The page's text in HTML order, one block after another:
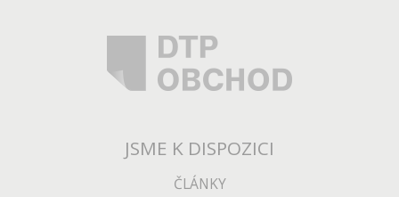
JSME K DISPOZICI
ČLÁNKY